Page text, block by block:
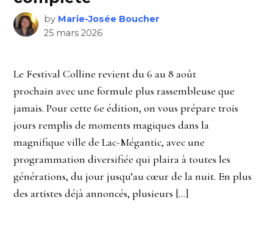
by Marie-Josée Boucher
25 mars 2026
Le Festival Colline revient du 6 au 8 août
prochain avec une formule plus rassembleuse que
jamais. Pour cette 6e édition, on vous prépare trois
jours remplis de moments magiques dans la
magnifique ville de Lac-Mégantic, avec une
programmation diversifiée qui plaira à toutes les
générations, du jour jusqu’au cœur de la nuit. En plus
des artistes déjà annoncés, plusieurs […]